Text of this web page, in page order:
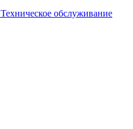
Техническое обслуживание